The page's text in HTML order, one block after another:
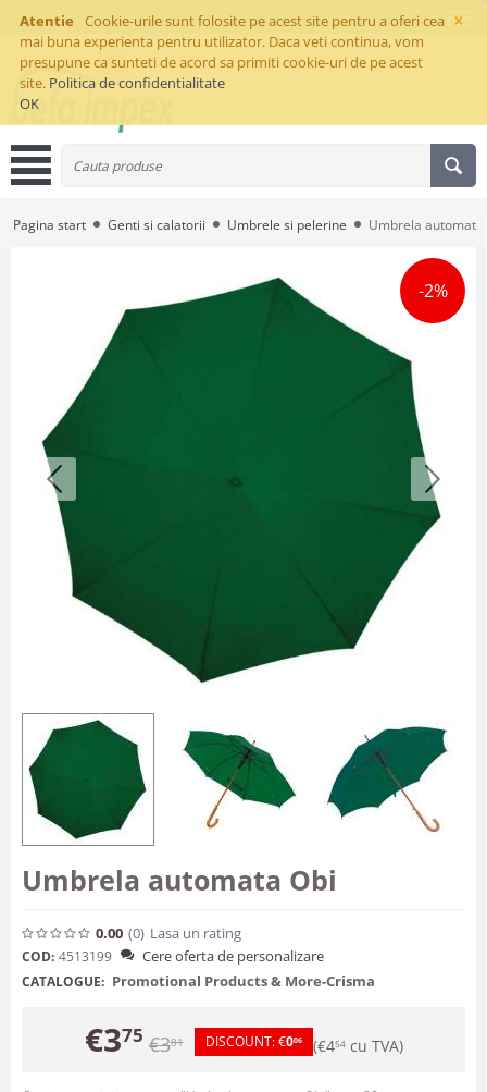
×
Atentie
Cookie-urile sunt folosite pe acest site pentru a oferi cea
mai buna experienta pentru utilizator. Daca veti continua, vom
presupune ca sunteti de acord sa primiti cookie-uri de pe acest
site. Politica de confidentialitate
OK
Pagina start Genti si calatorii Umbrele si pelerine Umbrela automata
-2%
Umbrela automata Obi
0.00 (0) Lasa un rating
COD: 4513199 Cere oferta de personalizare
CATALOGUE: Promotional Products & More-Crisma
€375 €381 DISCOUNT:€006 (€454cu TVA)